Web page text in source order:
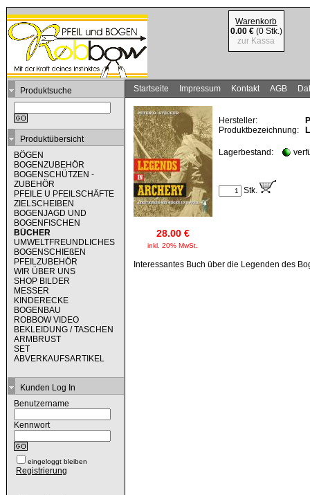
Warenkorb
0.00 € (0 Stk.)
zur Kassa
Produktsuche
Produktübersicht
BÖGEN
BOGENZUBEHÖR
BOGENSCHÜTZEN -
ZUBEHÖR
PFEILE U PFEILSCHÄFTE
ZIELSCHEIBEN
BOGENJAGD UND
BOGENFISCHEN
BÜCHER
UMWELTFREUNDLICHES
BOGENSCHIEßEN
PFEILZUBEHÖR
WIR ÜBER UNS
SHOP BILDER
MESSER
KINDERECKE
BOGENBAU
ROBBOW VIDEO
BEKLEIDUNG / TASCHEN
ARMBRUST
SET
ABVERKAUFSARTIKEL
Kunden Log In
Benutzername
Kennwort
eingeloggt bleiben
Registrierung
Startseite Impressum Kontakt AGB
28.00 €
inkl. 20% MwSt.
Hersteller:
Produktbezeichnung:
Lagerbestand:
Stk.
Interessantes Buch über die Legenden des